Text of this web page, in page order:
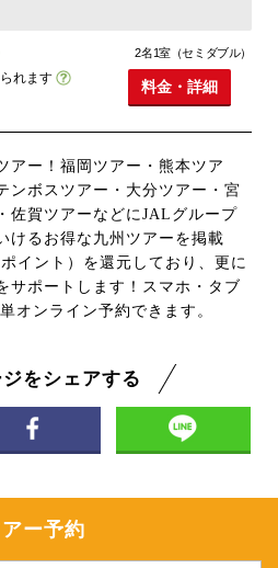
れます
2名1室（セミダブル）
料金・詳細
アー！福岡ツアー・熊本ツア
ンボスツアー・大分ツアー・宮
佐賀ツアーなどにJALグループ
けるお得な九州ツアーを掲載
イント）を還元しており、更に
サポートします！スマホ・タブ
オンライン予約できます。
をシェアする
ー予約